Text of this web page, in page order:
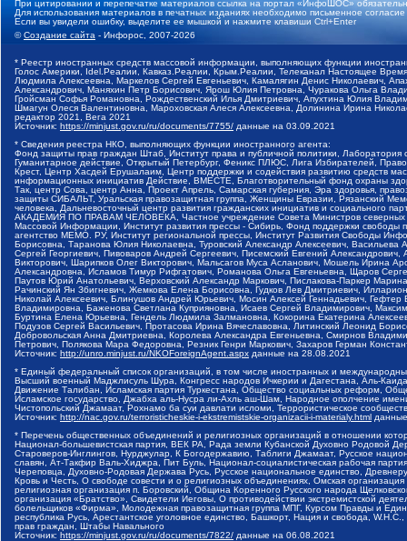
При цитировании и перепечатке материалов ссылка на портал «ИнфоШОС»
Для использования материалов в печатных изданиях необходимо письменное
Если вы увидели ошибку, выделите ее мышкой и нажмите клавиши Ctrl+Enter
©Создание сайта - Инфорос, 2007-2026
* Реестр иностранных средств массовой информации, выполняющих функции
Голос Америки, Idel.Реалии, Кавказ.Реалии, Крым.Реалии, Телеканал Настоящее
Людмила Алексеевна, Маркелов Сергей Евгеньевич, Камалягин Денис Николаевич,
Александрович, Маняхин Петр Борисович, Ярош Юлия Петровна, Чуракова Ольга
Гройсман Софья Романовна, Рождественский Илья Дмитриевич, Апухтина Юлия
Шмагун Олеся Валентиновна, Мароховская Алеся Алексеевна, Долинина Ирина
редактор 2021, Вега 2021
Источник: https://minjust.gov.ru/ru/documents/7755/ данные на 03.09.2021
* Сведения реестра НКО, выполняющих функции иностранного агента:
Фонд защиты прав граждан Штаб, Институт права и публичной политики,
Гуманитарное действие, Открытый Петербург, Феникс ПЛЮС, Лига Избирателей,
Крест, Центр Хасдей Ерушалаим, Центр поддержки и содействия развитию средств
информационных инициатив Действие, ВМЕСТЕ, Благотворительный фонд охраны
Так, центр Сова, центр Анна, Проект Апрель, Самарская губерния, Эра здоровья,
защиты СИБАЛЬТ, Уральская правозащитная группа, Женщины Евразии, Рязанский
человека, Дальневосточный центр развития гражданских инициатив и социального
АКАДЕМИЯ ПО ПРАВАМ ЧЕЛОВЕКА, Частное учреждение Совета Министров северных
Массовой Информации, Институт развития прессы - Сибирь, Фонд поддержки
агентство МЕМО. РУ, Институт региональной прессы, Институт Развития Свободы
Борисовна, Таранова Юлия Николаевна, Туровский Александр Алексеевич,
Сергей Георгиевич, Пивоваров Андрей Сергеевич, Писемский Евгений
Викторович, Шарипков Олег Викторович, Мальсагов Муса Асланович, Мошель Ирина
Александровна, Исламов Тимур Рифгатович, Романова Ольга Евгеньевна, Щаров
Паутов Юрий Анатольевич, Верховский Александр Маркович, Пислакова-Паркер
Рачинский Ян Збигневич, Жемкова Елена Борисовна, Гудков Лев Дмитриевич,
Николай Алексеевич, Блинушов Андрей Юрьевич, Мосин Алексей Геннадьевич,
Владимировна, Баженова Светлана Куприяновна, Исаев Сергей Владимирович,
Буртина Елена Юрьевна, Гендель Людмила Залмановна, Кокорина Екатерина
Подузов Сергей Васильевич, Протасова Ирина Вячеславовна, Литинский Леонид
Добровольская Анна Дмитриевна, Королева Александра Евгеньевна, Смирнов
Петрович, Полякова Мара Федоровна, Резник Генри Маркович, Захаров Герман
Источник: http://unro.minjust.ru/NKOForeignAgent.aspx данные на 28.08.2021
* Единый федеральный список организаций, в том числе иностранных и
Высший военный Маджлисуль Шура, Конгресс народов Ичкерии и Дагестана, Аль-
Движение Талибан, Исламская партия Туркестана, Общество социальных реформ,
Исламское государство, Джабха аль-Нусра ли-Ахль аш-Шам, Народное ополчение
Чистопольский Джамаат, Рохнамо ба суи давлати исломи, Террористическое
Источник: http://nac.gov.ru/terroristicheskie-i-ekstremistskie-organizacii-i-materialy.html
* Перечень общественных объединений и религиозных организаций в отношении
Национал-большевистская партия, ВЕК РА, Рада земли Кубанской Духовно Родовой
Староверов-Инглингов, Нурджулар, К Богодержавию, Таблиги Джамаат, Русское
славян, Ат-Такфир Валь-Хиджра, Пит Буль, Национал-социалистическая рабочая
Череповца, Духовно-Родовая Держава Русь, Русское национальное единство,
Кровь и Честь, О свободе совести и о религиозных объединениях, Омская
религиозная организация п. Боровский, Община Коренного Русского народа
организация «Братство», Свидетели Иеговы, О противодействии экстремистской
болельщиков «Фирма», Молодежная правозащитная группа МПГ, Курсом Правды и
республика Русь, Арестантское уголовное единство, Башкорт, Нация и свобода,
прав граждан, Штабы Навального
Источник: https://minjust.gov.ru/ru/documents/7822/ данные на 06.08.2021